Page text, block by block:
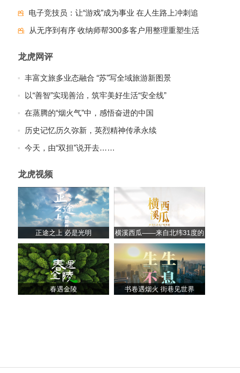
士
电子竞技员：让“游戏”成为事业 在人生路上冲刺追
梦夺冠
从无序到有序 收纳师帮300多客户用整理重塑生活
龙虎网评
丰富文旅多业态融合 “苏”写全域旅游新图景
以“善智”实现善治，筑牢美好生活“安全线”
在蒸腾的“烟火气”中，感悟奋进的中国
历史记忆历久弥新，英烈精神传承永续
今天，由“双担”说开去……
龙虎视频
正途之上 必是光明
横溪西瓜——来自北纬31度的
甘甜
春遇金陵 书卷遇烟火 街巷见世界